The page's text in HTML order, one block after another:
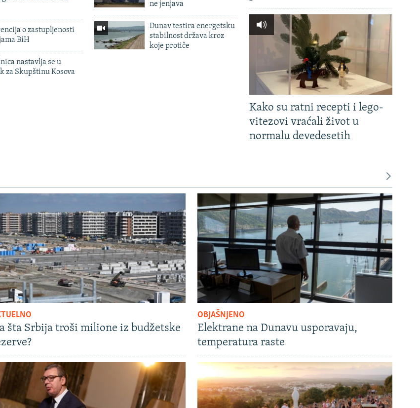
o zastupljenosti
BiH
nastavlja se u
za Skupštinu Kosova
ne jenjava
Dunav testira energetsku
stabilnost država kroz
koje protiče
Kako su ratni recepti i lego-
vitezovi vraćali život u
normalu devedesetih
šta Srbija troši milione iz budžetske
OBJAŠNJENO
Elektrane na Dunavu usporavaju,
temperatura raste